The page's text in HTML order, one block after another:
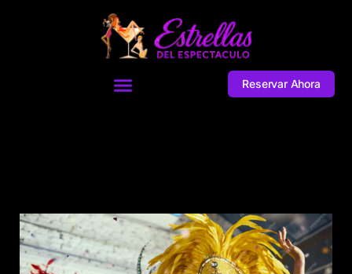
Reservar Ahora